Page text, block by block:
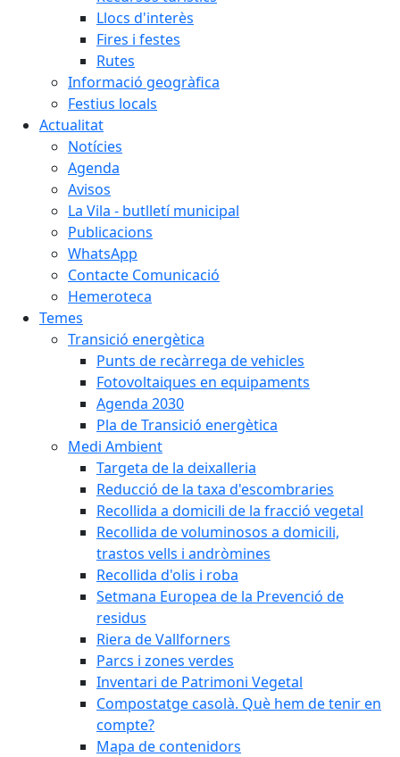
Llocs d'interès
Fires i festes
Rutes
Informació geogràfica
Festius locals
Actualitat
Notícies
Agenda
Avisos
La Vila - butlletí municipal
Publicacions
WhatsApp
Contacte Comunicació
Hemeroteca
Temes
Transició energètica
Punts de recàrrega de vehicles
Fotovoltaiques en equipaments
Agenda 2030
Pla de Transició energètica
Medi Ambient
Targeta de la deixalleria
Reducció de la taxa d'escombraries
Recollida a domicili de la fracció vegetal
Recollida de voluminosos a domicili,
trastos vells i andròmines
Recollida d'olis i roba
Setmana Europea de la Prevenció de
residus
Riera de Vallforners
Parcs i zones verdes
Inventari de Patrimoni Vegetal
Compostatge casolà. Què hem de tenir en
compte?
Mapa de contenidors